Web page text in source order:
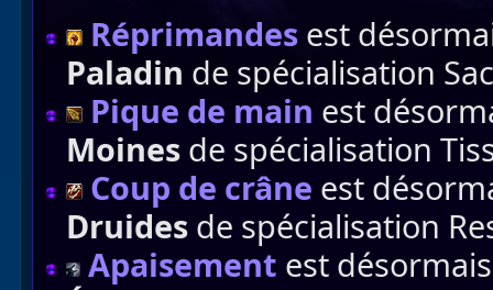
Réprimandes est
Paladin de spécialisation
Pique de main est
Moines de spécialisation
Coup de crâne est
Druides de spécialisation
Apaisement est